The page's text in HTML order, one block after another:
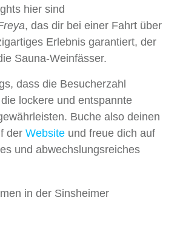
hier sind
, das dir bei einer Fahrt über
Erlebnis garantiert, der
Sauna-Weinfässer.
dass die Besucherzahl
lockere und entspannte
Buche also deinen
der Website und freue dich auf
und abwechslungsreiches